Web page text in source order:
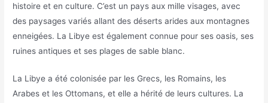
histoire et en culture. C’est un pays aux mille visages, avec
des paysages variés allant des déserts arides aux montagnes
enneigées. La Libye est également connue pour ses oasis, ses
ruines antiques et ses plages de sable blanc.
La Libye a été colonisée par les Grecs, les Romains, les
Arabes et les Ottomans, et elle a hérité de leurs cultures. La